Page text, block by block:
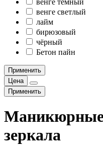
венге тёмный
венге светлый
лайм
бирюзовый
чёрный
Бетон пайн
Применить
Цена
Применить
зеркала